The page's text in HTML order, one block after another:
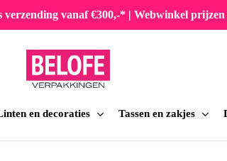
vanaf €300,-* | Webwinkel
en decoraties Tassen en zakjes